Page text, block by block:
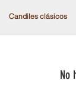
Candiles clásicos
No